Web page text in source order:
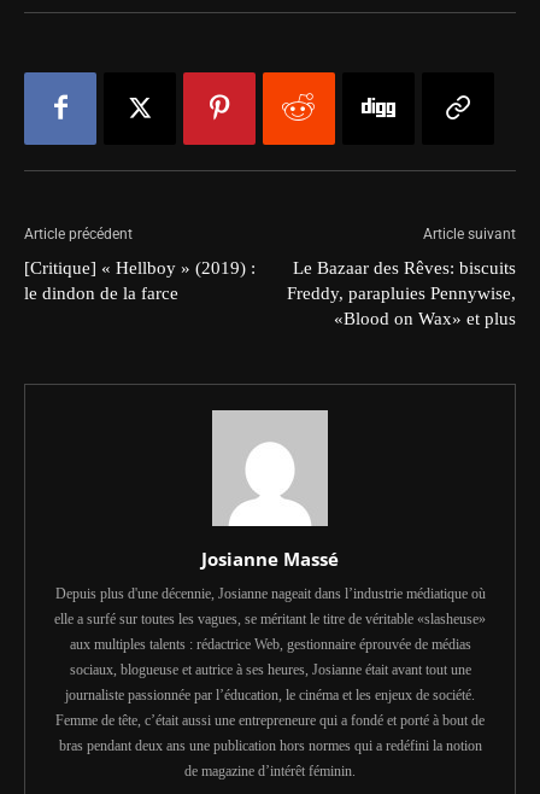
Article précédent
[Critique] « Hellboy » (2019) :
le dindon de la farce
Article suivant
Le Bazaar des Rêves: biscuits
Freddy, parapluies Pennywise,
«Blood on Wax» et plus
Josianne Massé
Depuis plus d'une décennie, Josianne nageait dans l’industrie médiatique où
elle a surfé sur toutes les vagues, se méritant le titre de véritable «slasheuse»
aux multiples talents : rédactrice Web, gestionnaire éprouvée de médias
sociaux, blogueuse et autrice à ses heures, Josianne était avant tout une
journaliste passionnée par l’éducation, le cinéma et les enjeux de société.
Femme de tête, c’était aussi une entrepreneure qui a fondé et porté à bout de
bras pendant deux ans une publication hors normes qui a redéfini la notion
de magazine d’intérêt féminin.